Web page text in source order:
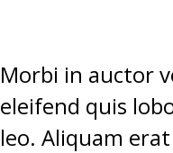
Morbi in auctor
eleifend quis
leo. Aliquam